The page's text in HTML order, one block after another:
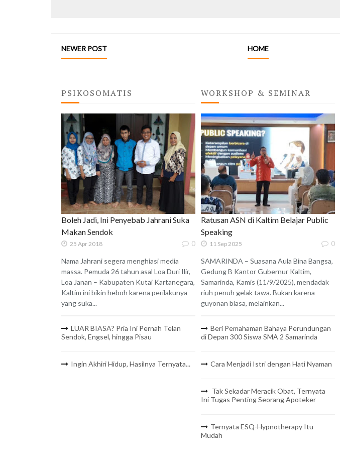
NEWER POST HOME
PSIKOSOMATIS
Boleh Jadi, Ini Penyebab Jahrani Suka
Makan Sendok
25 Apr 2018 0
Nama Jahrani segera menghiasi media
massa. Pemuda 26 tahun asal Loa Duri Ilir,
Loa Janan – Kabupaten Kutai Kartanegara,
Kaltim ini bikin heboh karena perilakunya
yang suka...
LUAR BIASA? Pria Ini Pernah Telan
Sendok, Engsel, hingga Pisau
Ingin Akhiri Hidup, Hasilnya Ternyata...
WORKSHOP & SEMINAR
Ratusan ASN di Kaltim Belajar Public
Speaking
11 Sep 2025 0
SAMARINDA – Suasana Aula Bina Bangsa,
Gedung B Kantor Gubernur Kaltim,
Samarinda, Kamis (11/9/2025), mendadak
riuh penuh gelak tawa. Bukan karena
guyonan biasa, melainkan...
Beri Pemahaman Bahaya Perundungan
di Depan 300 Siswa SMA 2 Samarinda
Cara Menjadi Istri dengan Hati Nyaman
Tak Sekadar Meracik Obat, Ternyata
Ini Tugas Penting Seorang Apoteker
Ternyata ESQ-Hypnotherapy Itu
Mudah